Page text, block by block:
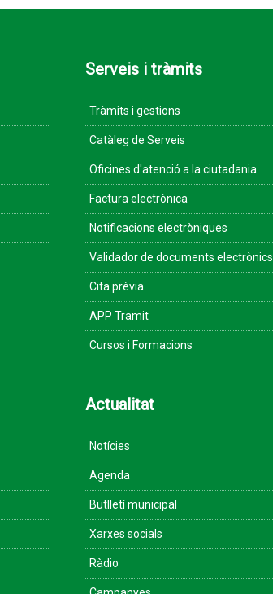
Serveis i tràmits
Tràmits i gestions
Catàleg de Serveis
Oficines d'atenció a la ciutadania
Factura electrònica
Notificacions electròniques
Validador de documents electrònics
Cita prèvia
APP Tramit
Cursos i Formacions
Actualitat
Notícies
Agenda
Butlletí municipal
Xarxes socials
Ràdio